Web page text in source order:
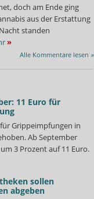
doch am Ende ging
aus der Erstattung
standen
»
Alle Kommentare lesen »
11 Euro für
Grippeimpfungen in
Ab September
3 Prozent auf 11 Euro.
sollen
abgeben